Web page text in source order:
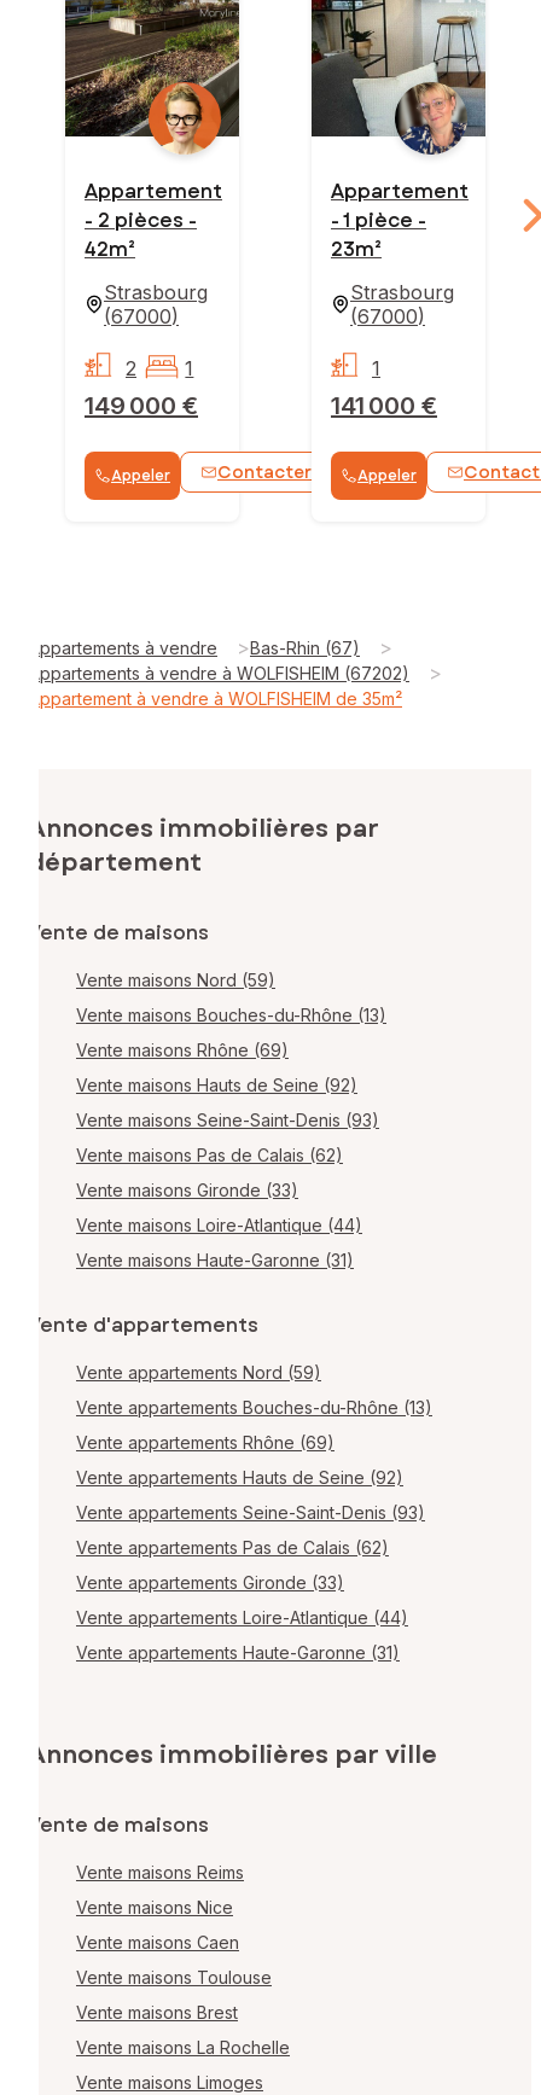
Appartement
- 2 pièces -
42m²
Strasbourg
(67000)
149 000 €
2 1
Appeler Contacter WhatsApp
Appartement
- 1 pièce -
23m²
Strasbourg
(67000)
141 000 €
1
Appeler
Appartements à vendre >Bas-Rhin (67) >
Appartements à vendre à WOLFISHEIM (67202) >
Appartement à vendre à WOLFISHEIM de 35m²
Annonces immobilières par
département
Vente de maisons
Vente maisons Nord (59)
Vente maisons Bouches-du-Rhône (13)
Vente maisons Rhône (69)
Vente maisons Hauts de Seine (92)
Vente maisons Seine-Saint-Denis (93)
Vente maisons Pas de Calais (62)
Vente maisons Gironde (33)
Vente maisons Loire-Atlantique (44)
Vente maisons Haute-Garonne (31)
Vente d'appartements
Vente appartements Nord (59)
Vente appartements Bouches-du-Rhône (13)
Vente appartements Rhône (69)
Vente appartements Hauts de Seine (92)
Vente appartements Seine-Saint-Denis (93)
Vente appartements Pas de Calais (62)
Vente appartements Gironde (33)
Vente appartements Loire-Atlantique (44)
Vente appartements Haute-Garonne (31)
Annonces immobilières par ville
Vente de maisons
Vente maisons Reims
Vente maisons Nice
Vente maisons Caen
Vente maisons Toulouse
Vente maisons Brest
Vente maisons La Rochelle
Vente maisons Limoges